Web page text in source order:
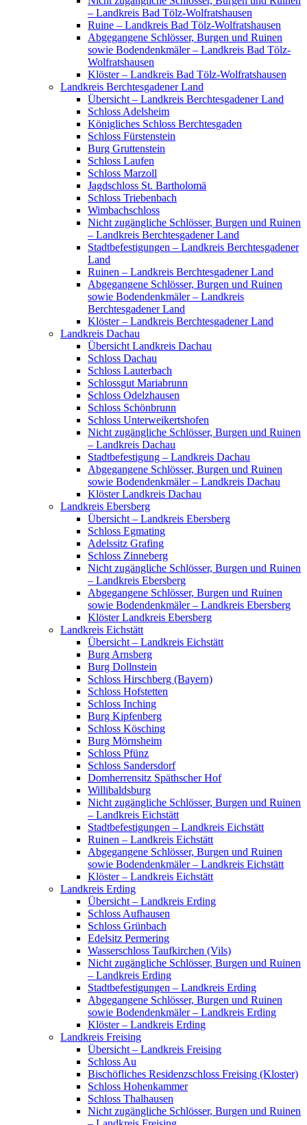
– Landkreis Bad Tölz-Wolfratshausen
Ruine – Landkreis Bad Tölz-Wolfratshausen
Abgegangene Schlösser, Burgen und Ruinen
sowie Bodendenkmäler – Landkreis Bad Tölz-
Wolfratshausen
Klöster – Landkreis Bad Tölz-Wolfratshausen
Landkreis Berchtesgadener Land
Übersicht – Landkreis Berchtesgadener Land
Schloss Adelsheim
Königliches Schloss Berchtesgaden
Schloss Fürstenstein
Burg Gruttenstein
Schloss Laufen
Schloss Marzoll
Jagdschloss St. Bartholomä
Schloss Triebenbach
Wimbachschloss
Nicht zugängliche Schlösser, Burgen und Ruinen
– Landkreis Berchtesgadener Land
Stadtbefestigungen – Landkreis Berchtesgadener
Land
Ruinen – Landkreis Berchtesgadener Land
Abgegangene Schlösser, Burgen und Ruinen
sowie Bodendenkmäler – Landkreis
Berchtesgadener Land
Klöster – Landkreis Berchtesgadener Land
Landkreis Dachau
Übersicht Landkreis Dachau
Schloss Dachau
Schloss Lauterbach
Schlossgut Mariabrunn
Schloss Odelzhausen
Schloss Schönbrunn
Schloss Unterweikertshofen
Nicht zugängliche Schlösser, Burgen und Ruinen
– Landkreis Dachau
Stadtbefestigung – Landkreis Dachau
Abgegangene Schlösser, Burgen und Ruinen
sowie Bodendenkmäler – Landkreis Dachau
Klöster Landkreis Dachau
Landkreis Ebersberg
Übersicht – Landkreis Ebersberg
Schloss Egmating
Adelssitz Grafing
Schloss Zinneberg
Nicht zugängliche Schlösser, Burgen und Ruinen
– Landkreis Ebersberg
Abgegangene Schlösser, Burgen und Ruinen
sowie Bodendenkmäler – Landkreis Ebersberg
Klöster Landkreis Ebersberg
Landkreis Eichstätt
Übersicht – Landkreis Eichstätt
Burg Arnsberg
Burg Dollnstein
Schloss Hirschberg (Bayern)
Schloss Hofstetten
Schloss Inching
Burg Kipfenberg
Schloss Kösching
Burg Mörnsheim
Schloss Pfünz
Schloss Sandersdorf
Domherrensitz Späthscher Hof
Willibaldsburg
Nicht zugängliche Schlösser, Burgen und Ruinen
– Landkreis Eichstätt
Stadtbefestigungen – Landkreis Eichstätt
Ruinen – Landkreis Eichstätt
Abgegangene Schlösser, Burgen und Ruinen
sowie Bodendenkmäler – Landkreis Eichstätt
Klöster – Landkreis Eichstätt
Landkreis Erding
Übersicht – Landkreis Erding
Schloss Aufhausen
Schloss Grünbach
Edelsitz Permering
Wasserschloss Taufkirchen (Vils)
Nicht zugängliche Schlösser, Burgen und Ruinen
– Landkreis Erding
Stadtbefestigungen – Landkreis Erding
Abgegangene Schlösser, Burgen und Ruinen
sowie Bodendenkmäler – Landkreis Erding
Klöster – Landkreis Erding
Landkreis Freising
Übersicht – Landkreis Freising
Schloss Au
Bischöfliches Residenzschloss Freising (Kloster)
Schloss Hohenkammer
Schloss Thalhausen
Nicht zugängliche Schlösser, Burgen und Ruinen